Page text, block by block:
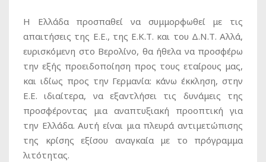
Η Ελλάδα προσπαθεί να συμμορφωθεί με τις
απαιτήσεις της Ε.Ε., της Ε.Κ.Τ. και του Δ.Ν.Τ. Αλλά,
ευρισκόμενη στο Βερολίνο, θα ήθελα να προσφέρω
την εξής προειδοποίηση προς τους εταίρους μας,
και ιδίως προς την Γερμανία: κάνω έκκληση, στην
Ε.Ε. ιδιαίτερα, να εξαντλήσει τις δυνάμεις της
προσφέροντας μια αναπτυξιακή προοπτική για
την Ελλάδα. Αυτή είναι μια πλευρά αντιμετώπισης
της κρίσης εξίσου αναγκαία με το πρόγραμμα
λιτότητας.